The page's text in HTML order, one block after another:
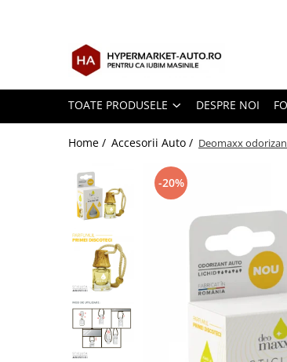
Toate Produsele
Accesorii auto obligatorii
Stergatoare parbriz
Huse scaune auto
Interior Auto
Odorizante auto de agatat
Odorizante auto lichide
Odorizante auto tip conserva
Odorizante auto ventilatie
TOATE PRODUSELE DESPRE NOI
Home / Accesorii Auto / Deomaxx
-20%